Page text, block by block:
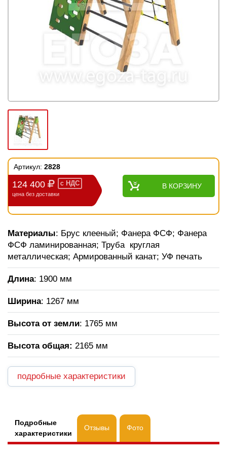
Артикул: 2828
124 400 с НДС
цена без доставки
В КОРЗИНУ
Материалы: Брус клееный; Фанера ФСФ; Фанера
ФСФ ламинированная; Труба круглая
металлическая; Армированный канат; УФ печать
Длина: 1900 мм
Ширина: 1267 мм
Высота от земли: 1765 мм
Высота общая: 2165 мм
подробные характеристики
Подробные
характеристики
Отзывы Фото